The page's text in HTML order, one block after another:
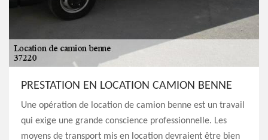
PRESTATION EN LOCATION CAMION BENNE
Une opération de location de camion benne est un travail
qui exige une grande conscience professionnelle. Les
moyens de transport mis en location devraient être bien